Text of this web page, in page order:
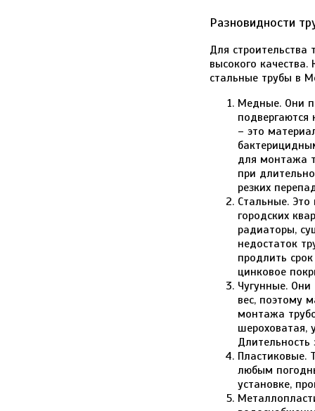
Разновидности
Для
высокого
стальные трубы в
Медные. Они
подвергаются
– это
для монтажа
при
резких
Стальные.
городских
радиаторы,
недостаток
продлить
цинковое
Чугунные.
вес, поэтому
монтажа
шероховатая,
Длительность
Пластиковые.
любым
установке,